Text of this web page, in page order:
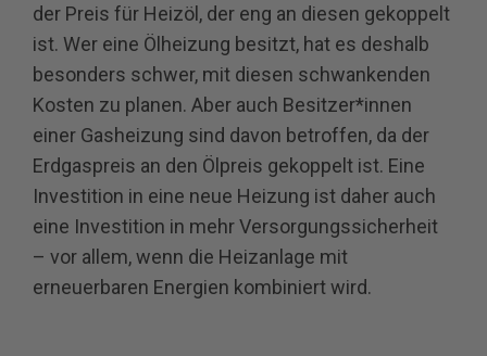
der Preis für Heizöl, der eng an diesen gekoppelt
ist. Wer eine Ölheizung besitzt, hat es deshalb
besonders schwer, mit diesen schwankenden
Kosten zu planen. Aber auch Besitzer*innen
einer Gasheizung sind davon betroffen, da der
Erdgaspreis an den Ölpreis gekoppelt ist. Eine
Investition in eine neue Heizung ist daher auch
eine Investition in mehr Versorgungssicherheit
– vor allem, wenn die Heizanlage mit
erneuerbaren Energien kombiniert wird.